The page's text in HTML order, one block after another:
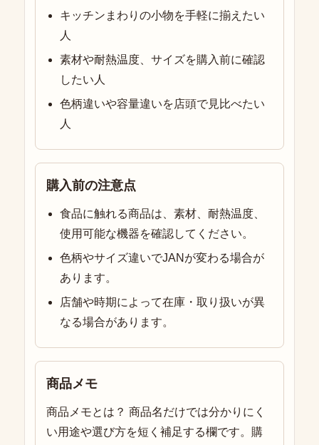
キッチンまわりの小物を手軽に揃えたい
人
素材や耐熱温度、サイズを購入前に確認
したい人
色柄違いや容量違いを店頭で見比べたい
人
購入前の注意点
食品に触れる商品は、素材、耐熱温度、
使用可能な機器を確認してください。
色柄やサイズ違いでJANが変わる場合が
あります。
店舗や時期によって在庫・取り扱いが異
なる場合があります。
商品メモ
商品メモとは？ 商品名だけでは分かりにく
い用途や選び方を短く補足する欄です。購